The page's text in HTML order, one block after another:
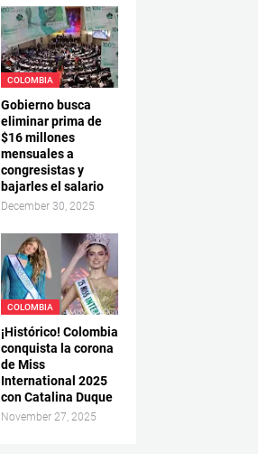
COLOMBIA
Gobierno busca
eliminar prima de
$16 millones
mensuales a
congresistas y
bajarles el salario
December 30, 2025
COLOMBIA
¡Histórico! Colombia
conquista la corona
de Miss
International 2025
con Catalina Duque
November 27, 2025